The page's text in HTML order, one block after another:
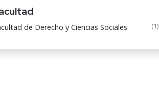
de Derecho y Ciencias Sociales (1)